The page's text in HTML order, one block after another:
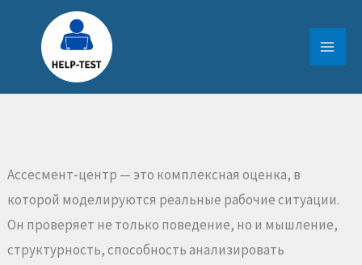
содержимому
Ассесмент-центр — это комплексная оценка, в
которой моделируются реальные рабочие ситуации.
Он проверяет не только поведение, но и мышление,
структурность, способность анализировать